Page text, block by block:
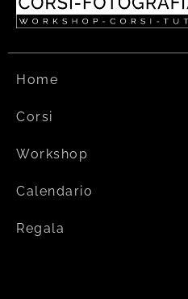
Home
Corsi
Workshop
Calendario
Regala